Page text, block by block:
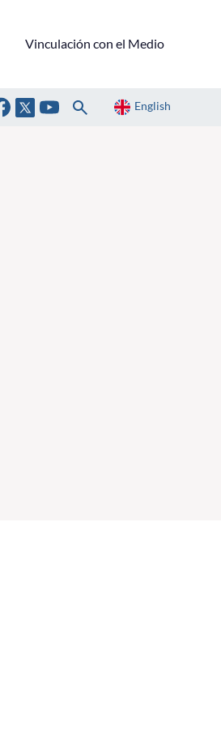
Vinculación con el Medio
English